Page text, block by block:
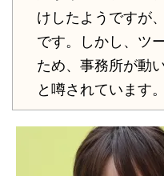
けしたようですが
です。しかし、ツ
ため、事務所が動
と噂されています。